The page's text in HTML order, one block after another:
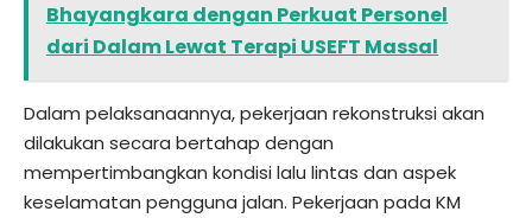
Bhayangkara dengan Perkuat Personel
dari Dalam Lewat Terapi USEFT Massal
Dalam pelaksanaannya, pekerjaan rekonstruksi akan
dilakukan secara bertahap dengan
mempertimbangkan kondisi lalu lintas dan aspek
keselamatan pengguna jalan. Pekerjaan pada KM